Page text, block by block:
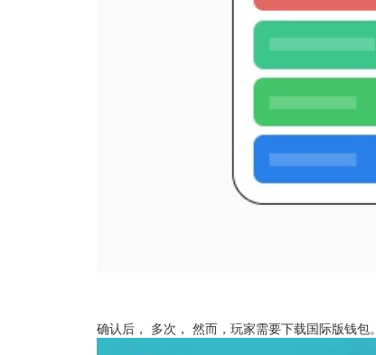
确认后， 多次， 然而，玩家需要下载国际版钱包。